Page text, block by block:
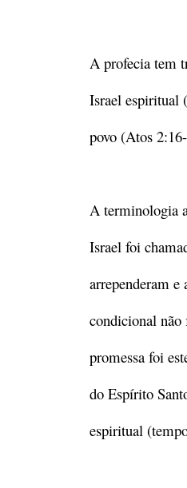
A profecia tem
Israel espiritual
povo (Atos
A terminologia
Israel foi
arrependeram
condicional
promessa foi
do Espírito
espiritual